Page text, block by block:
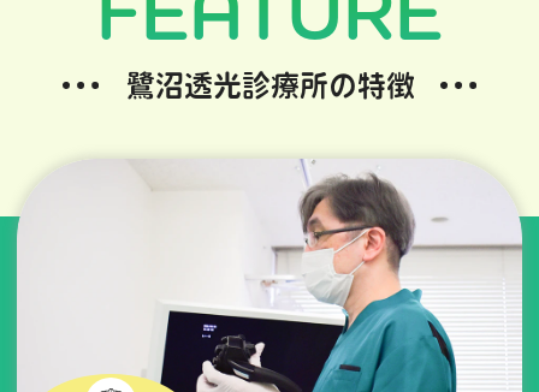
鷺沼透光診療所の特徴